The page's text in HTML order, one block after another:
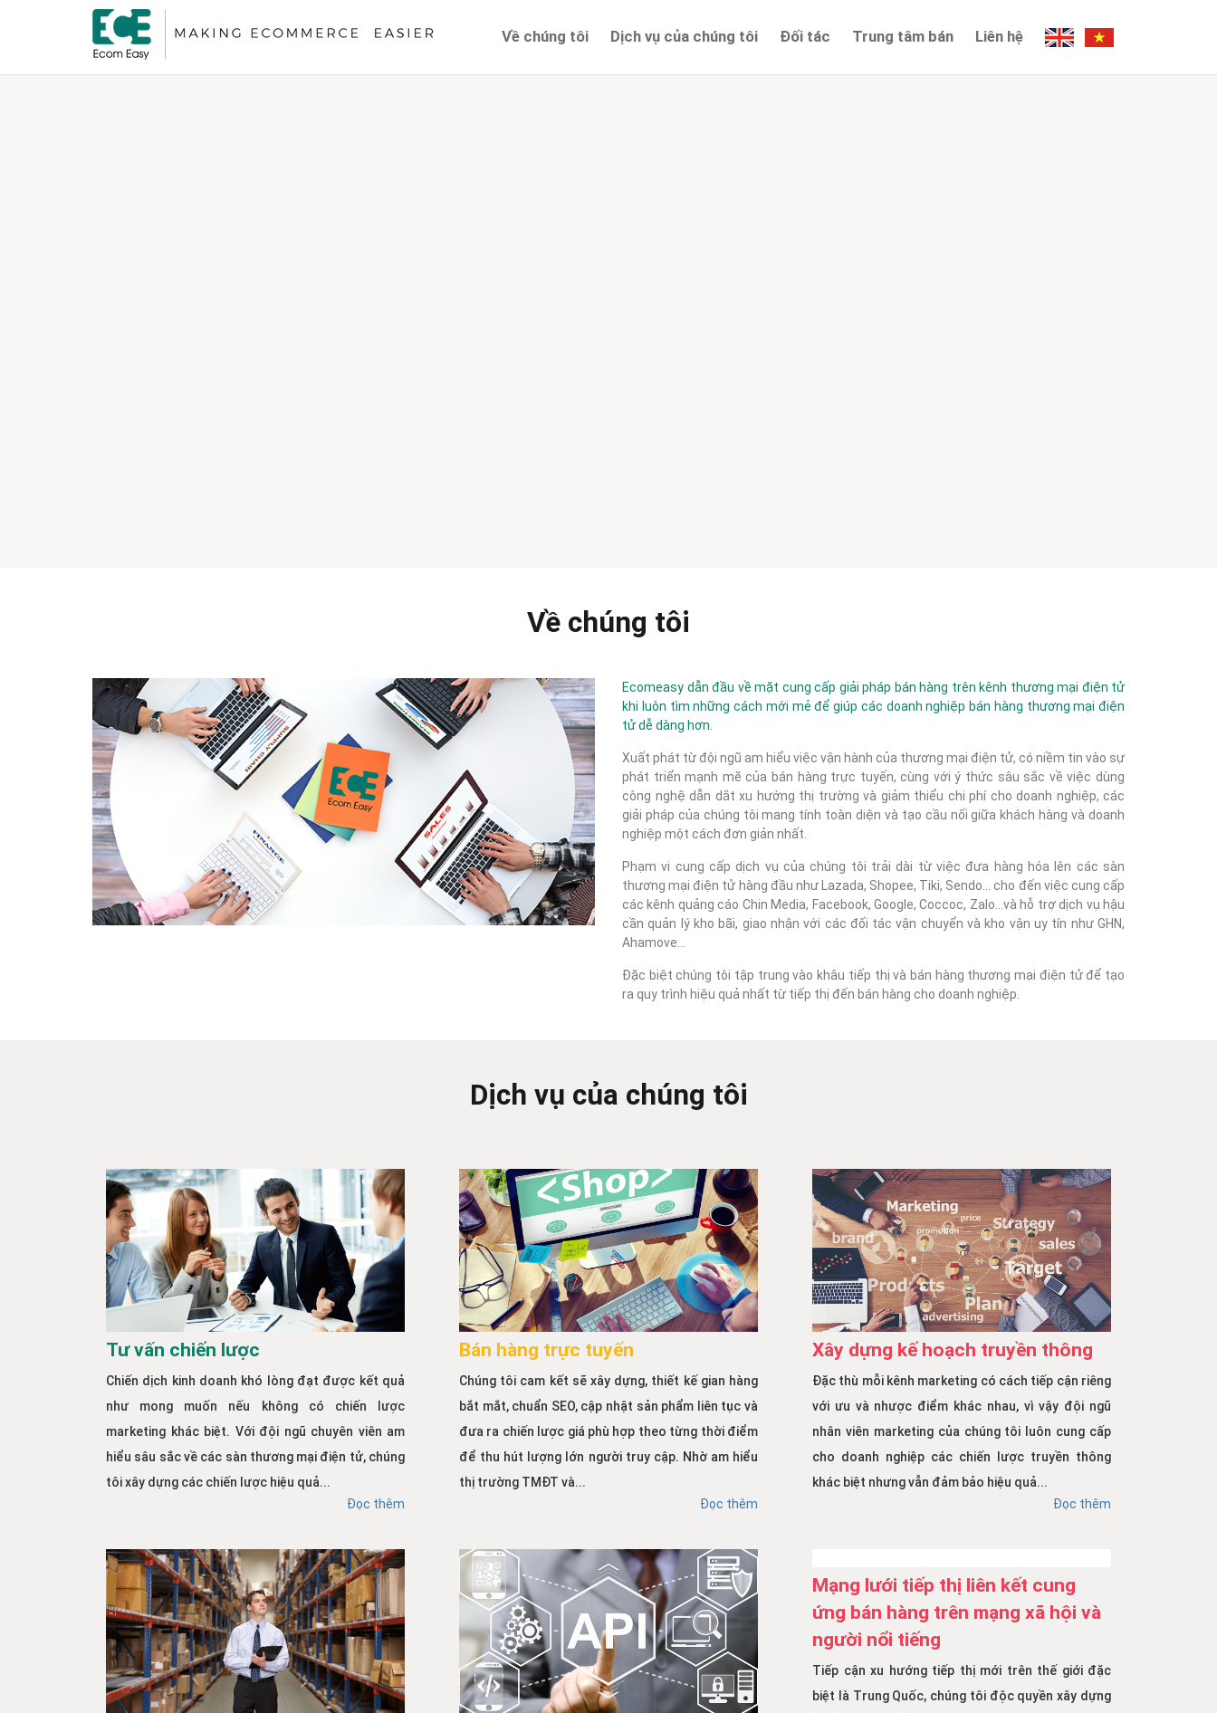
Về chúng tôi Dịch vụ của chúng tôi Đối tác Trung tâm bán Liên hệ
Về chúng tôi
Ecomeasy dẫn đầu về mặt cung cấp giải pháp bán hàng trên kênh thương mại điện tử
khi luôn tìm những cách mới mẻ để giúp các doanh nghiệp bán hàng thương mại điện
tử dễ dàng hơn.
Xuất phát từ đội ngũ am hiểu việc vận hành của thương mại điện tử, có niềm tin vào sự
phát triển mạnh mẽ của bán hàng trực tuyến, cùng với ý thức sâu sắc về việc dùng
công nghệ dẫn dắt xu hướng thị trường và giảm thiểu chi phí cho doanh nghiệp, các
giải pháp của chúng tôi mang tính toàn diện và tạo cầu nối giữa khách hàng và doanh
nghiệp một cách đơn giản nhất.
Phạm vi cung cấp dịch vụ của chúng tôi trải dài từ việc đưa hàng hóa lên các sàn
thương mại điện tử hàng đầu như Lazada, Shopee, Tiki, Sendo... cho đến việc cung cấp
các kênh quảng cáo Chin Media, Facebook, Google, Coccoc, Zalo...và hỗ trợ dịch vụ hậu
cần quản lý kho bãi, giao nhận với các đối tác vận chuyển và kho vận uy tín như GHN,
Ahamove...
Đặc biệt chúng tôi tập trung vào khâu tiếp thị và bán hàng thương mại điện tử để tạo
ra quy trình hiệu quả nhất từ tiếp thị đến bán hàng cho doanh nghiệp.
Dịch vụ của chúng tôi
Tư vấn chiến lược
Chiến dịch kinh doanh khó lòng đạt được kết quả
như mong muốn nếu không có chiến lược
marketing khác biệt. Với đội ngũ chuyên viên am
hiểu sâu sắc về các sàn thương mại điện tử, chúng
tôi xây dựng các chiến lược hiệu quả...
Đọc thêm
Bán hàng trực tuyến
Chúng tôi cam kết sẽ xây dựng, thiết kế gian hàng
bắt mắt, chuẩn SEO, cập nhật sản phẩm liên tục và
đưa ra chiến lược giá phù hợp theo từng thời điểm
để thu hút lượng lớn người truy cập. Nhờ am hiểu
thị trường TMĐT và...
Đọc thêm
Xây dựng kế hoạch truyền thông
Đặc thù mỗi kênh marketing có cách tiếp cận riêng
với ưu và nhược điểm khác nhau, vì vậy đội ngũ
nhân viên marketing của chúng tôi luôn cung cấp
cho doanh nghiệp các chiến lược truyền thông
khác biệt nhưng vẫn đảm bảo hiệu quả...
Đọc thêm
Mạng lưới tiếp thị liên kết cung
ứng bán hàng trên mạng xã hội và
người nổi tiếng
Tiếp cận xu hướng tiếp thị mới trên thế giới đặc
biệt là Trung Quốc, chúng tôi độc quyền xây dựng